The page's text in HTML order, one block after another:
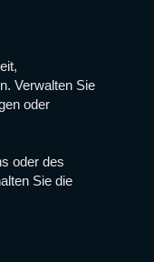
Verwalten Sie
oder
oder des
Sie die